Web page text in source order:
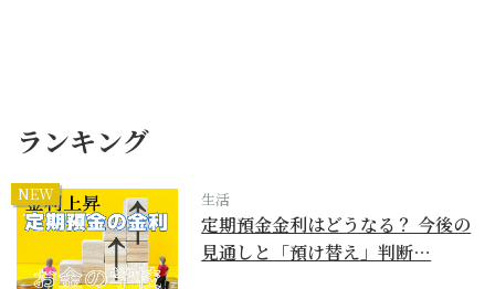
ランキング
NEW 生活
定期預金金利はどうなる？ 今後の
見通しと「預け替え」判断…